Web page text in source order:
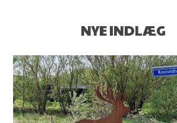
NYE INDLÆG